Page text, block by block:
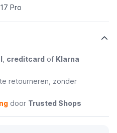
Pro
creditcard of Klarna
retourneren, zonder
door Trusted Shops